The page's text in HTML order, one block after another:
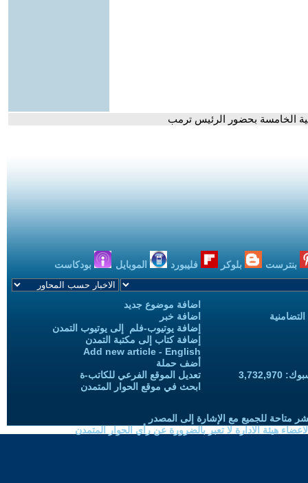
الخامسة بحضور الرئيس ترمب
بنترست بلوكر فليبورد الموبايل بودكاست
اضافة موضوع جديد
اضافة خبر
إضافة يوتيوب-فلم إلى يوتيوب التمدن
إضافة كتاب إلى مكتبة التمدن
Add new article - English
أضف حملة
تعديل الموقع الفرعي للكاتب-ة
ابحث في موقع الحوار المتمدن
متاحة للجميع مع الإشارة إلى المصدر
هيئة الادارة لا تعبر بالضرورة عن رأي الحوار المتمدن